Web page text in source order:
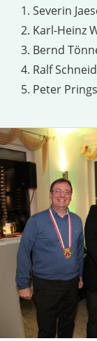
1. Severin
2. Karl-Heinz
3. Bernd
4. Ralf
5. Peter Prings